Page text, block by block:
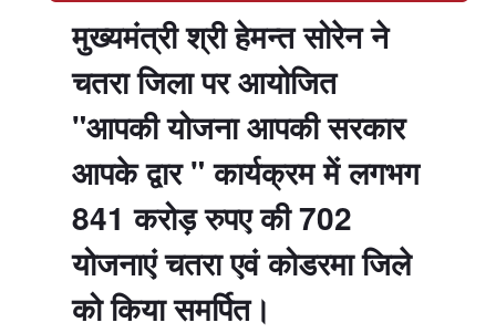
मुख्यमंत्री श्री हेमन्त सोरेन ने
चतरा जिला पर आयोजित
"आपकी योजना आपकी सरकार
आपके द्वार " कार्यक्रम में लगभग
841 करोड़ रुपए की 702
योजनाएं चतरा एवं कोडरमा जिले
को किया समर्पित।